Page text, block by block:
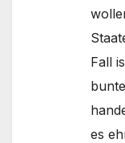
Fall
es